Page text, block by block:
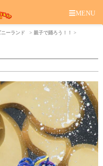
☰MENU
ーランド 親子で踊ろう！！